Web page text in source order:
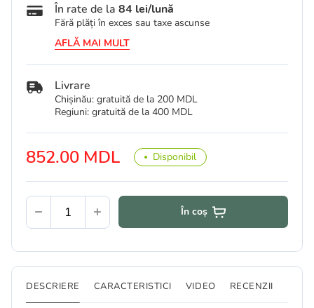
852.00 MDL Disponibil
În rate de la 84 lei/lună
Fără plăți în exces sau taxe ascunse
AFLĂ MAI MULT
Livrare
Chișinău: gratuită de la 200 MDL
Regiuni: gratuită de la 400 MDL
În coș
DESCRIERE CARACTERISTICI VIDEO RECENZII